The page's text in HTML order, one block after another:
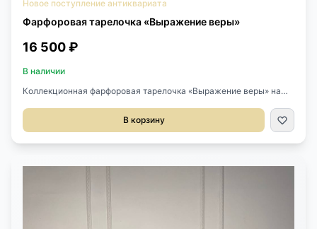
Новое поступление антиквариата
Фарфоровая тарелочка «Выражение веры»
16 500 ₽
В наличии
Коллекционная фарфоровая тарелочка «Выражение веры» на
Америка.Ограниченный выпуск.Диаметр 21,5 см.
В корзину